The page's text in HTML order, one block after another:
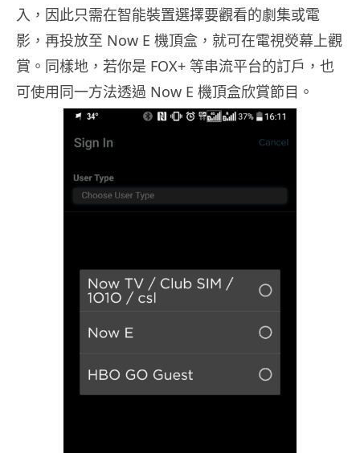
入，因此只需在智能裝置選擇要觀看的劇集或電
影，再投放至 Now E 機頂盒，就可在電視熒幕上觀
賞。同樣地，若你是 FOX+ 等串流平台的訂戶，也
可使用同一方法透過 Now E 機頂盒欣賞節目。